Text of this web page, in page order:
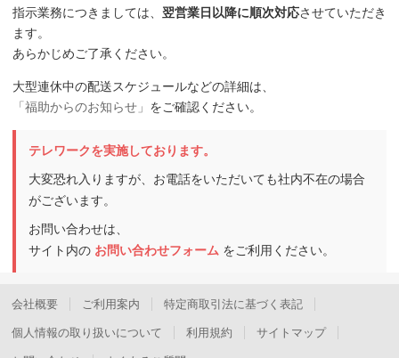
指示業務につきましては、 翌営業日以降に順次対応させていただき
ます。
あらかじめご了承ください。
大型連休中の配送スケジュールなどの詳細は、
「福助からのお知らせ」 をご確認ください。
テレワークを実施しております。
大変恐れ入りますが、お電話をいただいても社内不在の場合
がございます。
お問い合わせは、
サイト内の お問い合わせフォーム をご利用ください。
会社概要 ご利用案内 特定商取引法に基づく表記
個人情報の取り扱いについて 利用規約 サイトマップ